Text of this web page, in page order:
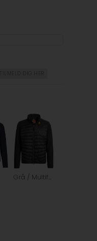
TILMELD DIG HER
Grå / Multifarvet